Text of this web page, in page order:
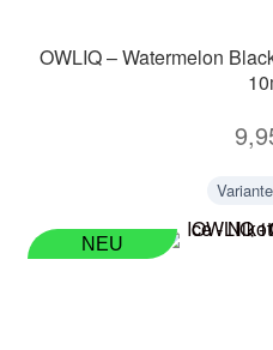
OWLIQ – Watermelon
NEU